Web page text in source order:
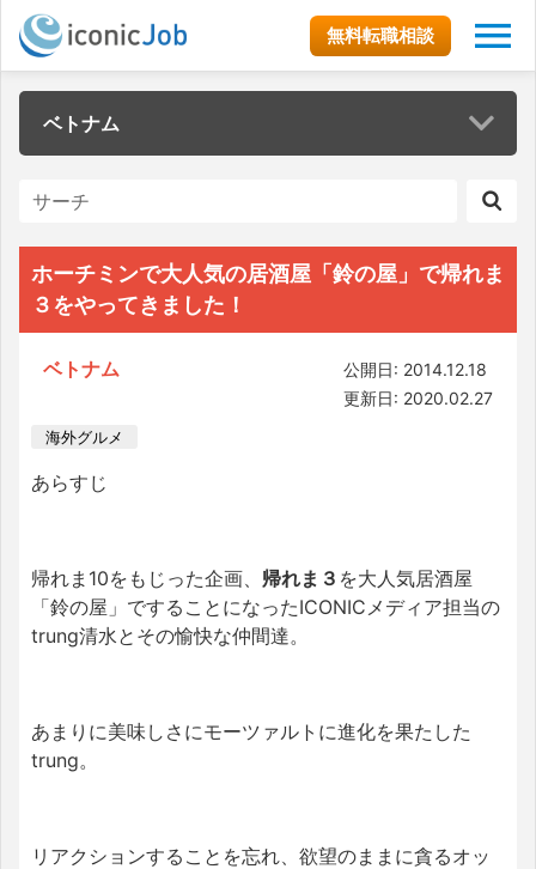
無料転職相談
ベトナム
ホーチミンで大人気の居酒屋「鈴の屋」で帰れま
３をやってきました！
ベトナム
公開日: 2014.12.18
更新日: 2020.02.27
海外グルメ
あらすじ
帰れま10をもじった企画、 帰れま３ を大人気居酒屋
「鈴の屋」ですることになったICONICメディア担当の
trung清水とその愉快な仲間達。
あまりに美味しさにモーツァルトに進化を果たした
trung。
リアクションすることを忘れ、欲望のままに貪るオッ